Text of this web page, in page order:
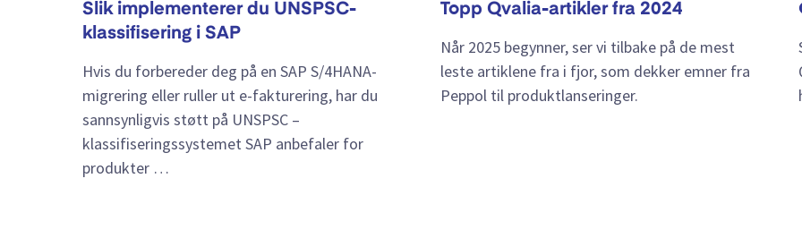
Slik implementerer du UNSPSC-
klassifisering i SAP
Hvis du forbereder deg på en SAP S/4HANA-
migrering eller ruller ut e-fakturering, har du
sannsynligvis støtt på UNSPSC –
klassifiseringssystemet SAP anbefaler for
produkter …
Topp Qvalia-artikler fra 2024
Når 2025 begynner, ser vi tilbake på de mest
leste artiklene fra i fjor, som dekker emner fra
Peppol til produktlanseringer.